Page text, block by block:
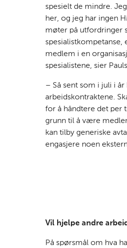
spesielt de mindre.
her, og jeg har ingen
møter på utfordringer
medlem i en
spesialistene, sier
– Så sent som i juli i
arbeidskontraktene.
for å håndtere det per
grunn til å være
kan tilby generiske
engasjere noen
Vil hjelpe andre
På spørsmål om hva